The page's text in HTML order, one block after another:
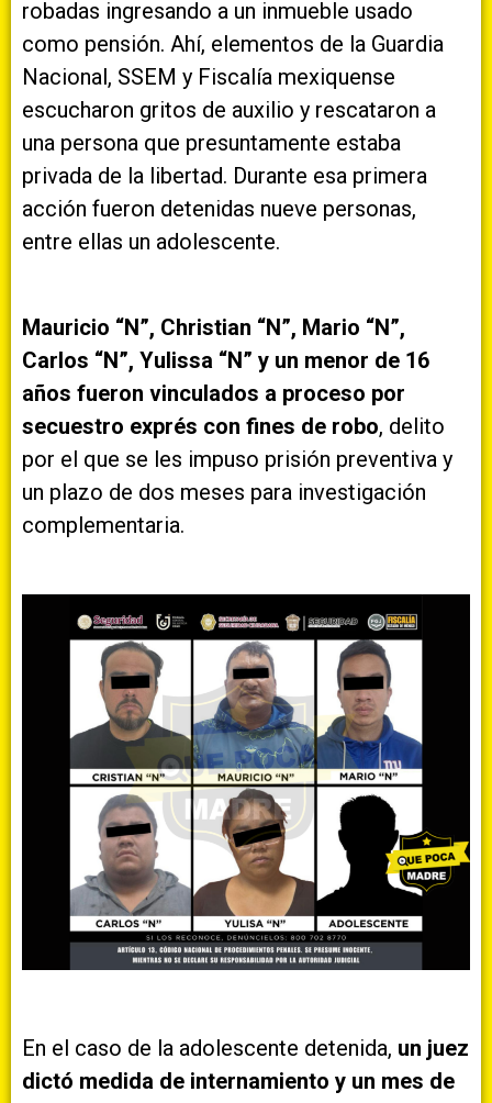
robadas ingresando a un inmueble usado
como pensión. Ahí, elementos de la Guardia
Nacional, SSEM y Fiscalía mexiquense
escucharon gritos de auxilio y rescataron a
una persona que presuntamente estaba
privada de la libertad. Durante esa primera
acción fueron detenidas nueve personas,
entre ellas un adolescente.
Mauricio “N”, Christian “N”, Mario “N”,
Carlos “N”, Yulissa “N” y un menor de 16
años fueron vinculados a proceso por
secuestro exprés con fines de robo, delito
por el que se les impuso prisión preventiva y
un plazo de dos meses para investigación
complementaria.
En el caso de la adolescente detenida, un juez
dictó medida de internamiento y un mes de